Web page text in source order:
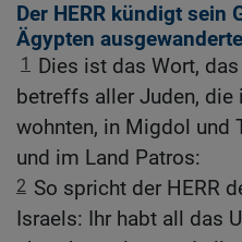
Der HERR kündigt sein
Ägypten
1
Dies ist das Wort,
betreffs aller Juden, die
wohnten, in Migdol und
und im Land Patros:
2 So spricht der HERR
Israels: Ihr habt all das